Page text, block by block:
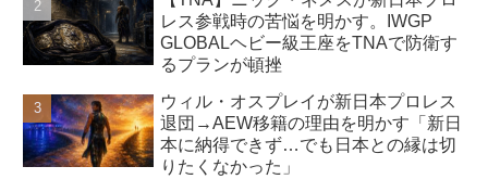
レス参戦時の苦悩を明かす。IWGP
GLOBALヘビー級王座をTNAで防衛す
るプランが頓挫
ウィル・オスプレイが新日本プロレス
退団→AEW移籍の理由を明かす「新日
本に納得できず…でも日本との縁は切
りたくなかった」